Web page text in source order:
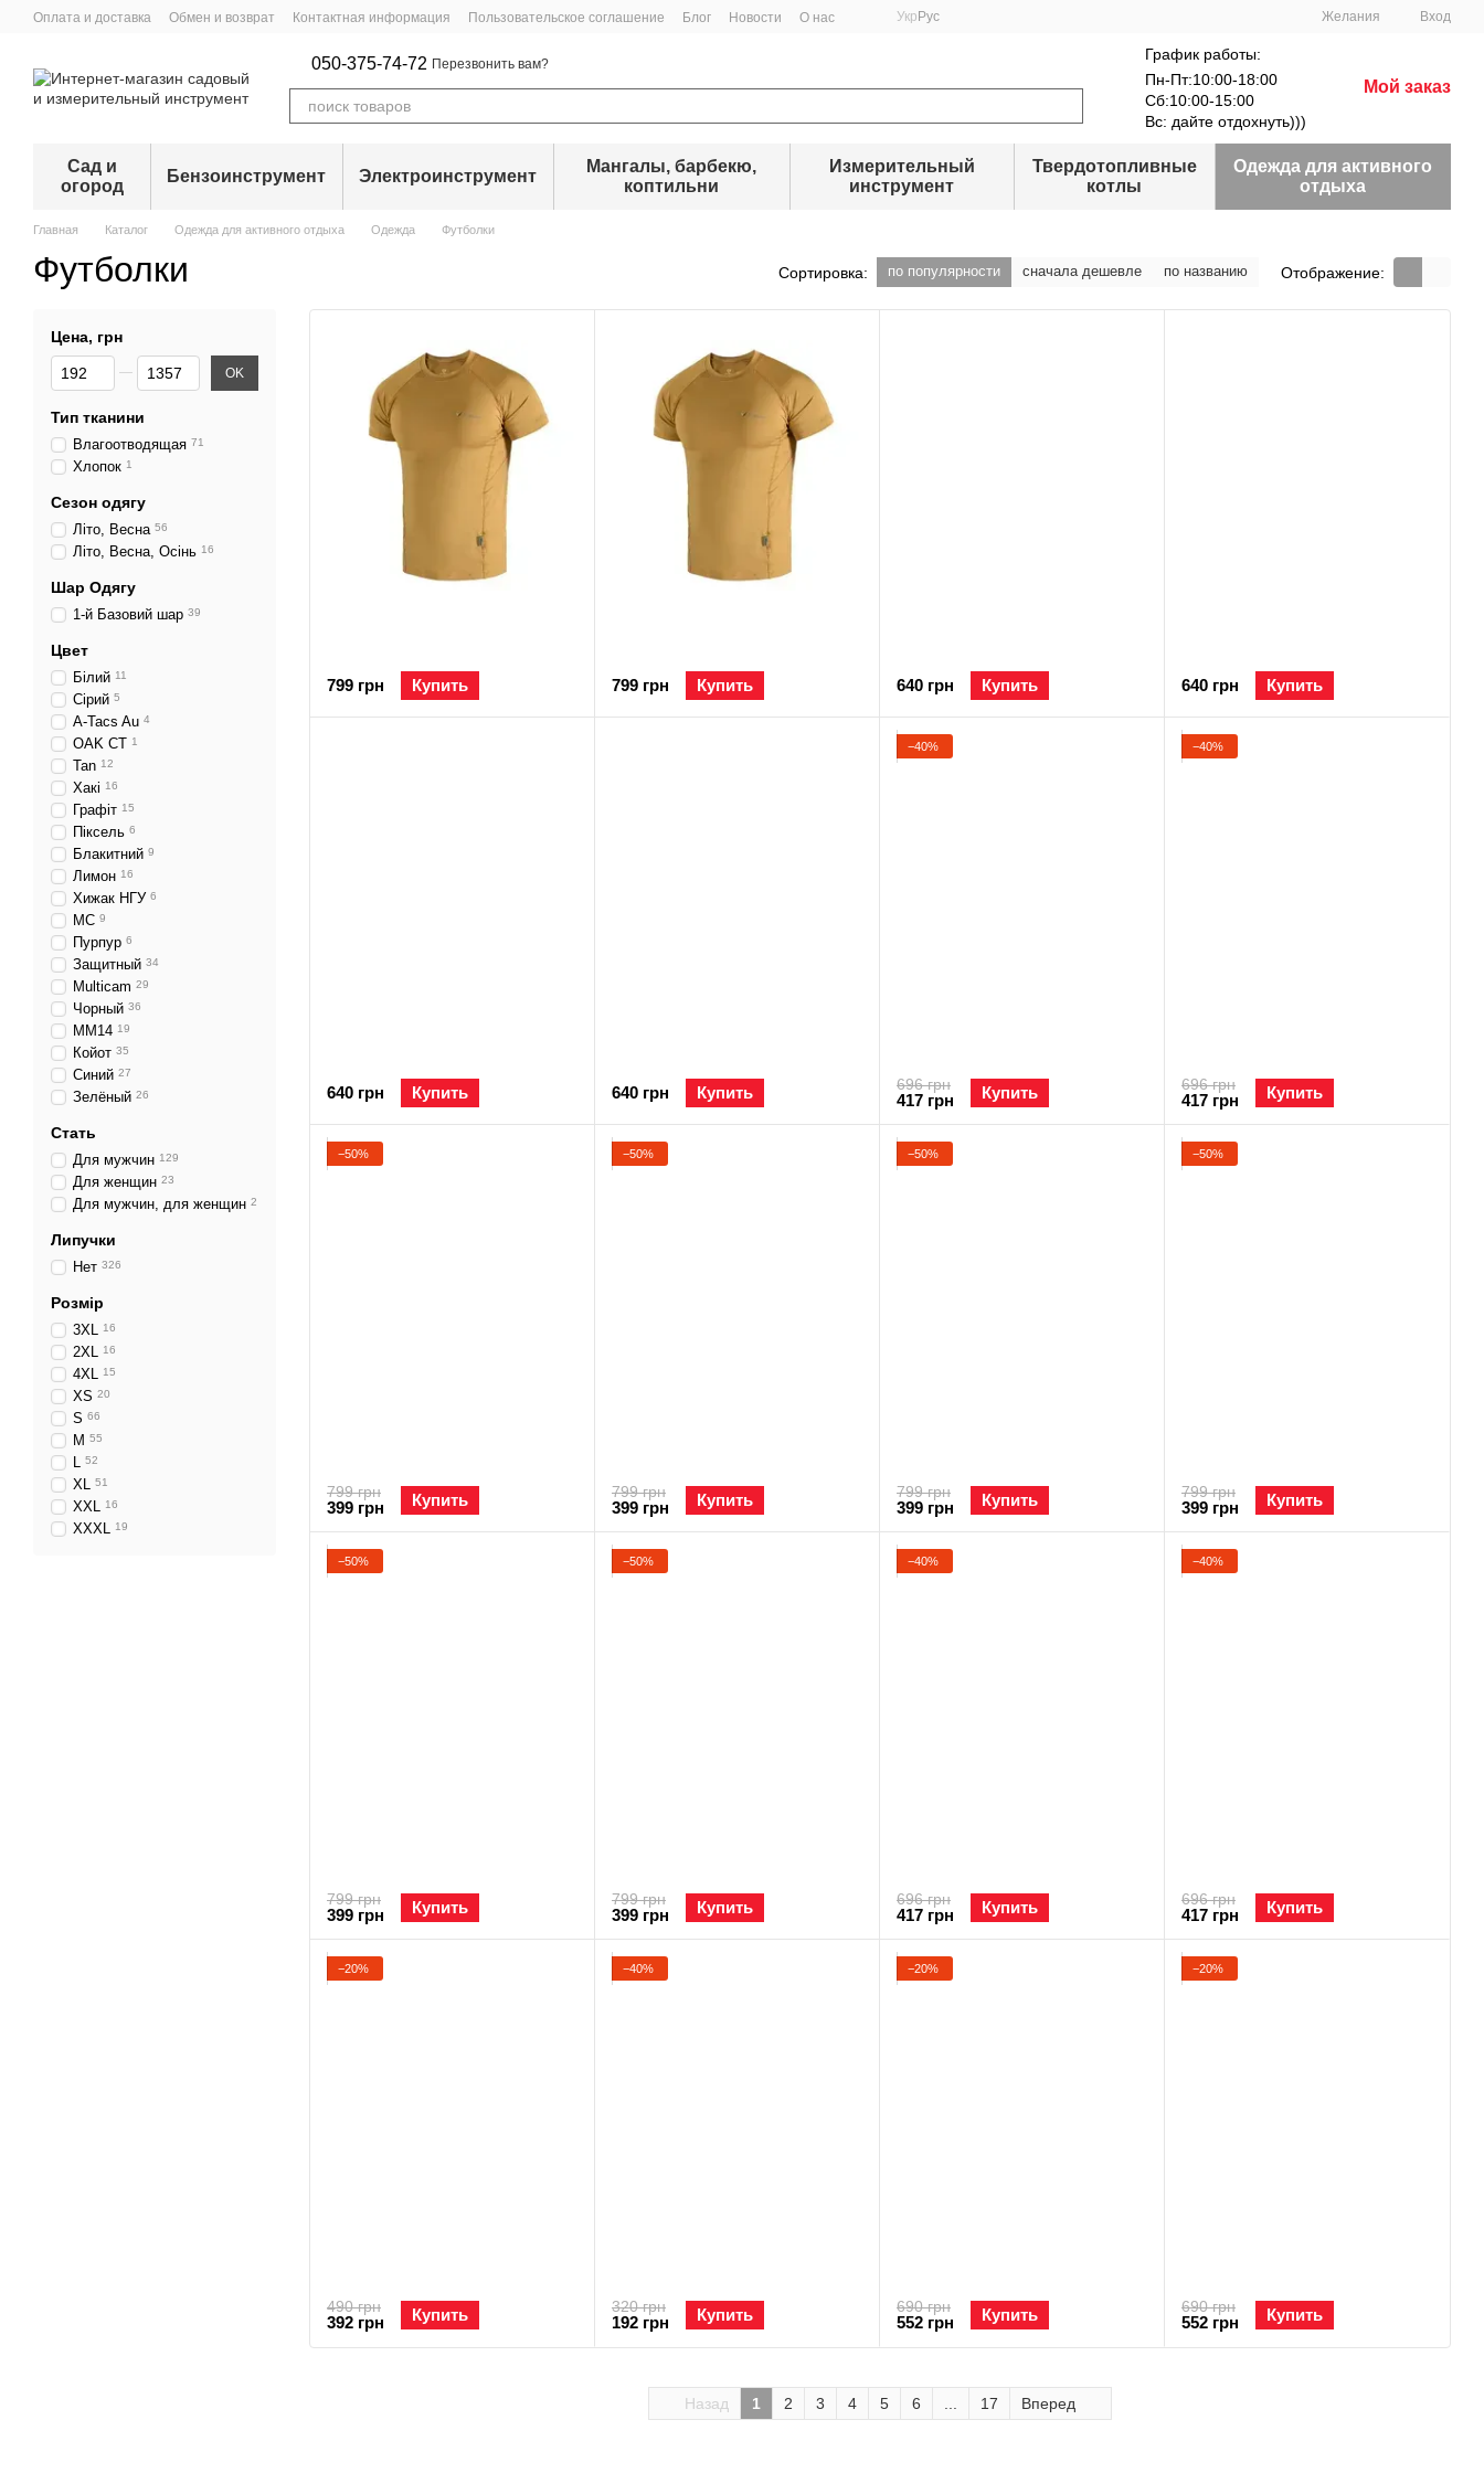
Перейти к основному контенту
Оплата и доставка Обмен и возврат Контактная информация Пользовательское соглашение Блог Новости О нас Укр Рус Желания Вход
050-375-74-72 Перезвонить вам?
График работы:
Пн-Пт:10:00-18:00
Сб:10:00-15:00
Вс: дайте отдохнуть)))
Мой заказ
Сад и
огород
Бензоинструмент Электроинструмент
Мангалы, барбекю,
коптильни
Измерительный
инструмент
Твердотопливные
котлы
Одежда для активного
отдыха
Главная Каталог Одежда для активного отдыха Одежда Футболки
Футболки Сортировка: по популярности сначала дешевле по названию Отображение:
799 грн Купить 799 грн Купить 640 грн Купить 640 грн Купить
640 грн Купить 640 грн Купить
−40%
696 грн
417 грн Купить
−40%
696 грн
417 грн Купить
−50%
799 грн
399 грн Купить
−50%
799 грн
399 грн Купить
−50%
799 грн
399 грн Купить
−50%
799 грн
399 грн Купить
−50%
799 грн
399 грн Купить
−50%
799 грн
399 грн Купить
−40%
696 грн
417 грн Купить
−40%
696 грн
417 грн Купить
−20%
490 грн
392 грн Купить
−40%
320 грн
192 грн Купить
−20%
690 грн
552 грн Купить
−20%
690 грн
552 грн Купить
Назад 1 2 3 4 5 6 17 Вперед
Цена, грн
От Цена, грн
До Цена, грн OK
Тип тканини
Влагоотводящая 71
Хлопок 1
Сезон одягу
Літо, Весна 56
Літо, Весна, Осінь 16
Шар Одягу
1-й Базовий шар 39
Цвет
Білий 11
Сірий 5
A-Tacs Au 4
OAK CT 1
Tan 12
Хакі 16
Графіт 15
Піксель 6
Блакитний 9
Лимон 16
Хижак НГУ 6
MC 9
Пурпур 6
Защитный 34
Multicam 29
Чорный 36
ММ14 19
Койот 35
Синий 27
Зелёный 26
Стать
Для мужчин 129
Для женщин 23
Для мужчин, для женщин 2
Липучки
Нет 326
Розмір
3XL 16
2XL 16
4XL 15
XS 20
S 66
M 55
L 52
XL 51
XXL 16
XXXL 19